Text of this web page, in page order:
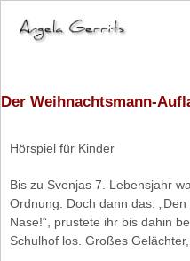
Der Weihnachtsmann-
Hörspiel für Kinder
Bis zu Svenjas 7. Lebensjahr
Ordnung. Doch dann das:
Nase!“, prustete ihr bis dahin
Schulhof los. Großes